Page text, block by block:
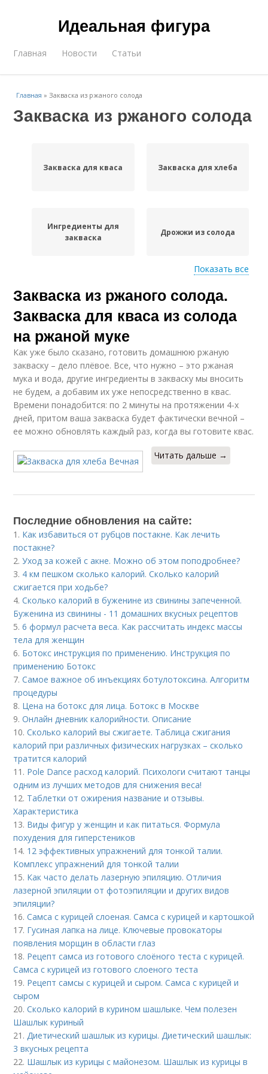
Идеальная фигура
Главная Новости Статьи
Главная »Закваска из ржаного солода
Закваска из ржаного солода
Закваска для кваса Закваска для хлеба
Ингредиенты для
закваска
Дрожжи из солода
Ржаная закваска Хлеб с солодом
Показать все
Закваска из ржаного солода.
Закваска для кваса из солода
на ржаной муке
Как уже было сказано, готовить домашнюю ржаную
закваску – дело плёвое. Все, что нужно – это ржаная
мука и вода, другие ингредиенты в закваску мы вносить
не будем, а добавим их уже непосредственно в квас.
Времени понадобится: по 2 минуты на протяжении 4-х
дней, притом ваша закваска будет фактически вечной –
ее можно обновлять каждый раз, когда вы готовите квас.
Читать дальше →
Последние обновления на сайте:
1. Как избавиться от рубцов постакне. Как лечить
постакне?
2.Уход за кожей с акне. Можно об этом поподробнее?
3. 4 км пешком сколько калорий. Сколько калорий
сжигается при ходьбе?
4.Сколько калорий в буженине из свинины запеченной.
Буженина из свинины - 11 домашних вкусных рецептов
5.6 формул расчета веса. Как рассчитать индекс массы
тела для женщин
6. Ботокс инструкция по применению. Инструкция по
применению Ботокс
7.Самое важное об инъекциях ботулотоксина. Алгоритм
процедуры
8. Цена на ботокс для лица. Ботокс в Москве
9.Онлайн дневник калорийности. Описание
10.Сколько калорий вы сжигаете. Таблица сжигания
калорий при различных физических нагрузках – сколько
тратится калорий
11. Pole Dance расход калорий. Психологи считают танцы
одним из лучших методов для снижения веса!
12. Таблетки от ожирения название и отзывы.
Характеристика
13. Виды фигур у женщин и как питаться. Формула
похудения для гиперстеников
14. 12 эффективных упражнений для тонкой талии.
Комплекс упражнений для тонкой талии
15. Как часто делать лазерную эпиляцию. Отличия
лазерной эпиляции от фотоэпиляции и других видов
эпиляции?
16.Самса с курицей слоеная. Самса с курицей и картошкой
17. Гусиная лапка на лице. Ключевые провокаторы
появления морщин в области глаз
18. Рецепт самса из готового слоёного теста с курицей.
Самса с курицей из готового слоеного теста
19. Рецепт самсы с курицей и сыром. Самса с курицей и
сыром
20.Сколько калорий в курином шашлыке. Чем полезен
Шашлык куриный
21.Диетический шашлык из курицы. Диетический шашлык:
3 вкусных рецепта
22. Шашлык из курицы с майонезом. Шашлык из курицы в